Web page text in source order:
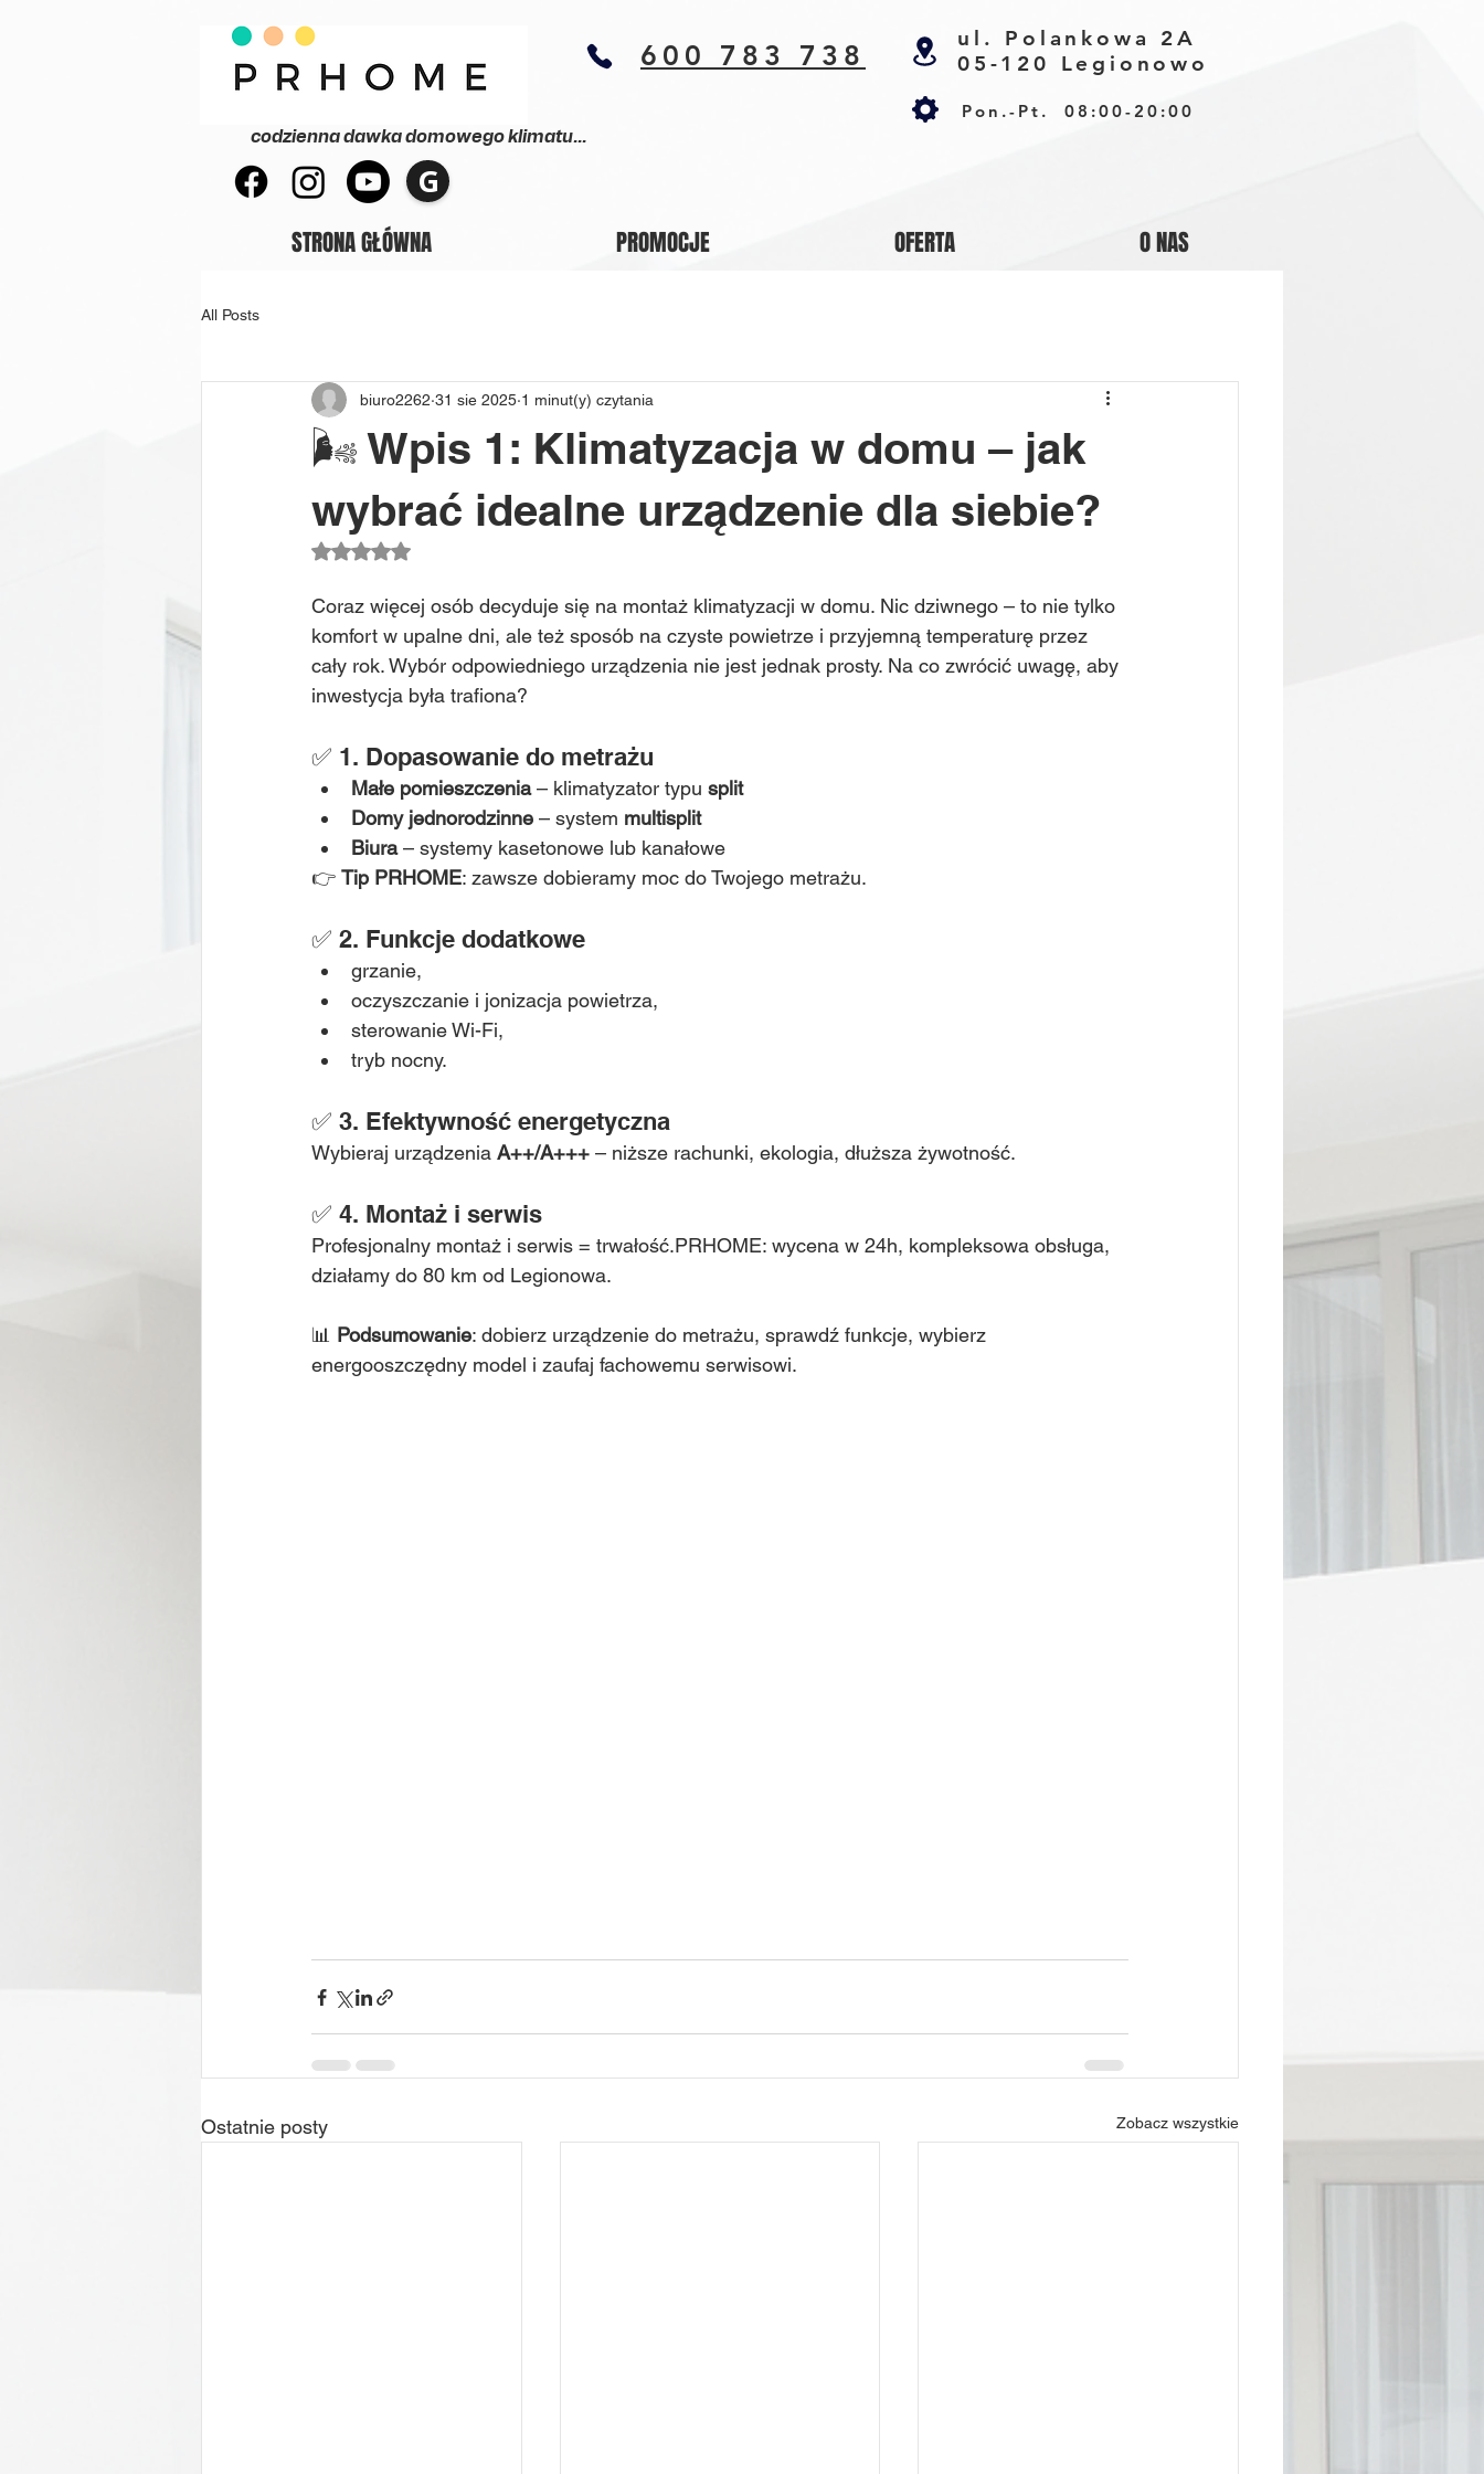
codzienna dawka domowego klimatu...
G
600 783 738
ul. Polankowa 2A
05-120 Legionowo
Pon.-Pt. 08:00-20:00
STRONA GŁÓWNA PROMOCJE OFERTA O NAS
All Posts
🌬️ Wpis 1: Klimatyzacja w domu – jak
wybrać idealne urządzenie dla siebie?
biuro2262 31 sie 2025 1 minut(y) czytania
Oceniono na NaN z 5 gwiazdek.
Coraz więcej osób decyduje się na montaż klimatyzacji w domu. Nic dziwnego – to nie tylko
komfort w upalne dni, ale też sposób na czyste powietrze i przyjemną temperaturę przez
cały rok. Wybór odpowiedniego urządzenia nie jest jednak prosty. Na co zwrócić uwagę, aby
inwestycja była trafiona?
✅ 1. Dopasowanie do metrażu
Małe pomieszczenia – klimatyzator typu split
Domy jednorodzinne – system multisplit
Biura – systemy kasetonowe lub kanałowe
👉 Tip PRHOME: zawsze dobieramy moc do Twojego metrażu.
✅ 2. Funkcje dodatkowe
grzanie,
oczyszczanie i jonizacja powietrza,
sterowanie Wi-Fi,
tryb nocny.
✅ 3. Efektywność energetyczna
Wybieraj urządzenia A++/A+++ – niższe rachunki, ekologia, dłuższa żywotność.
✅ 4. Montaż i serwis
Profesjonalny montaż i serwis = trwałość.PRHOME: wycena w 24h, kompleksowa obsługa,
działamy do 80 km od Legionowa.
📊 Podsumowanie: dobierz urządzenie do metrażu, sprawdź funkcje, wybierz
energooszczędny model i zaufaj fachowemu serwisowi.
Ostatnie posty Zobacz wszystkie